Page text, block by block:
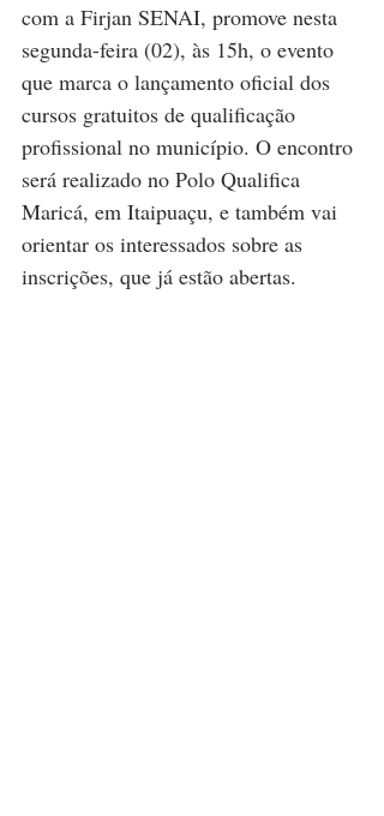
com a Firjan SENAI, promove nesta
segunda-feira (02), às 15h, o evento
que marca o lançamento oficial dos
cursos gratuitos de qualificação
profissional no município. O encontro
será realizado no Polo Qualifica
Maricá, em Itaipuaçu, e também vai
orientar os interessados sobre as
inscrições, que já estão abertas.